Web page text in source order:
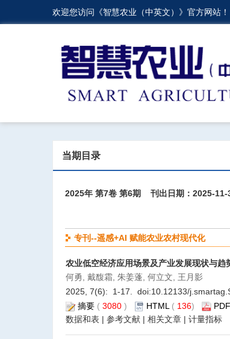
欢迎您访问《智慧农业（中英文）》官方网站！
当期目录
2025年 第7卷 第6期 刊出日期：2025-11-
专刊--遥感+AI 赋能农业农村现代化
农业低空经济应用场景及产业发展现状与趋
何勇, 戴馥霜, 朱姜蓬, 何立文, 王月影
2025, 7(6): 1-17. doi:10.12133/
摘要 ( 3080 ) HTML ( 136) PDF
数据和表 | 参考文献 | 相关文章 | 计量指标